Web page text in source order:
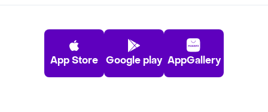
App Store Google play AppGallery